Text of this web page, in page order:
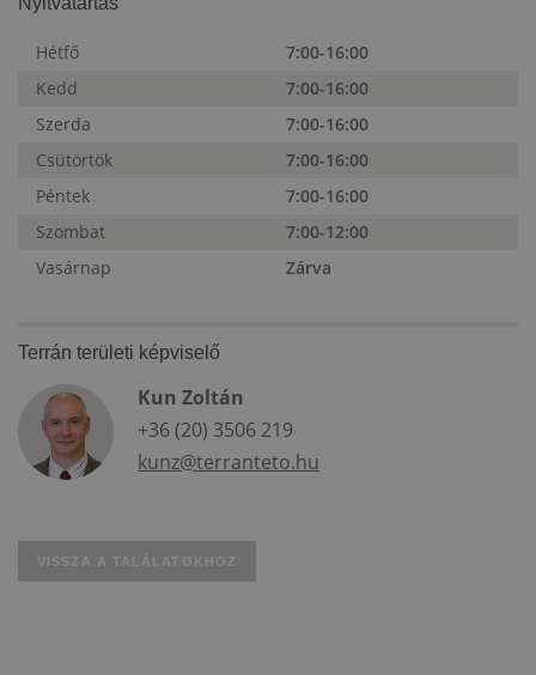
Hétfő
7:00-16:00
Kedd
7:00-16:00
Szerda
7:00-16:00
Csütörtök
7:00-16:00
Péntek
7:00-16:00
Szombat
7:00-12:00
Vasárnap
Zárva
Terrán területi képviselő
Kun Zoltán
+36 (20) 3506 219
kunz@terranteto.hu
VISSZA A TALÁLATOKHOZ